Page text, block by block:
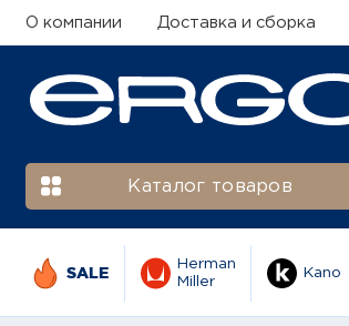
О компании Доставка и сборка
Каталог товаров
SALE
Herman
Miller
Kano